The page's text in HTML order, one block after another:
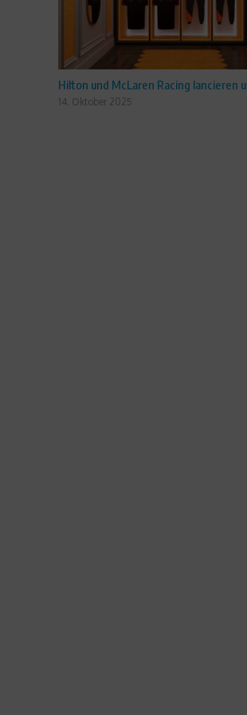
Hilton und McLaren Racing lancieren
14. Oktober 2025